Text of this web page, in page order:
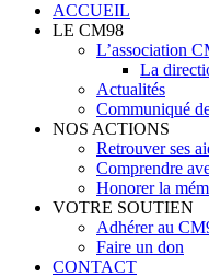
ACCUEIL
LE CM98
L’association
La
Actualités
Communiqué
NOS ACTIONS
Retrouver ses
Comprendre
Honorer la
VOTRE SOUTIEN
Adhérer au
Faire un don
CONTACT